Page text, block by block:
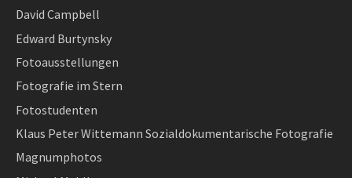
David Campbell
Edward Burtynsky
Fotoausstellungen
Fotografie im Stern
Fotostudenten
Klaus Peter Wittemann Sozialdokumentarische Fotografie
Magnumphotos